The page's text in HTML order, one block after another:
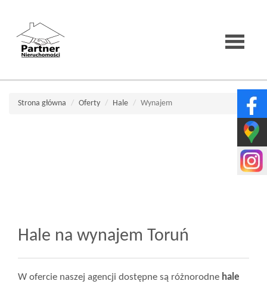
Strona
główna
Strona główna Oferty Hale Wynajem
Hale na wynajem Toruń
W ofercie naszej agencji dostępne są różnorodne hale